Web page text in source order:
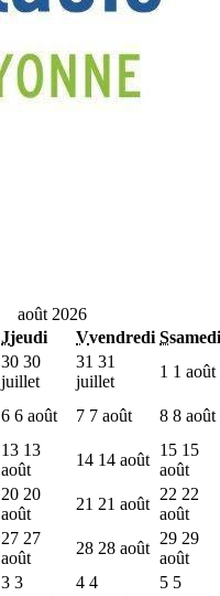
août 2026
Jjeudi Vvendredi Ssamedi
30 30
juillet
31 31
juillet
1 1 août
6 6 août 7 7 août 8 8 août
13 13
août
14 14 août
15 15
août
20 20
août
21 21 août
22 22
août
27 27
août
28 28 août
29 29
août
3 3
4 4
5 5